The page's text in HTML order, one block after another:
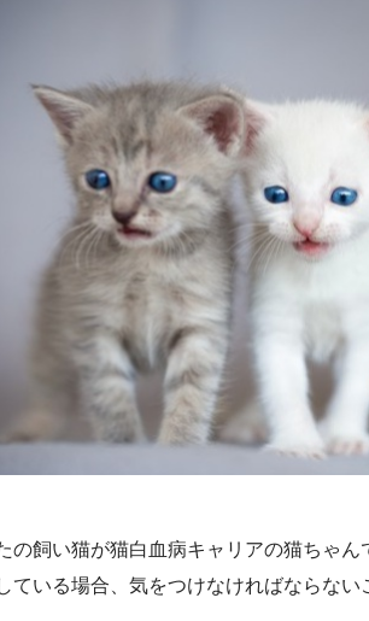
の飼い猫が猫白血病キャリアの猫ちゃ
ている場合、気をつけなければならない